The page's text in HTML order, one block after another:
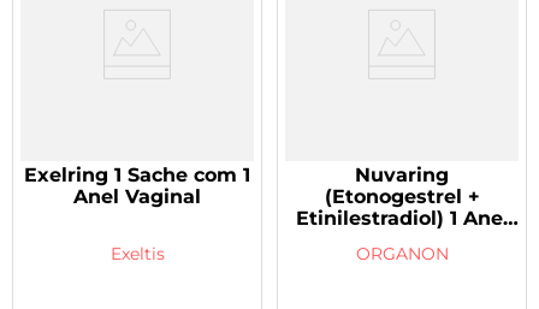
Exelring 1 Sache com 1
Anel Vaginal
Exeltis
Nuvaring
(Etonogestrel +
Etinilestradiol) 1 Anel
ORGANON